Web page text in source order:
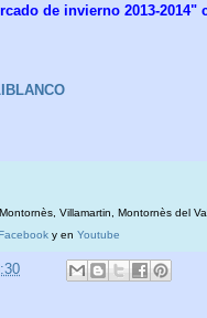
de invierno 2013-2014"
Villamartin, Montornès del
Facebook y en Youtube
por